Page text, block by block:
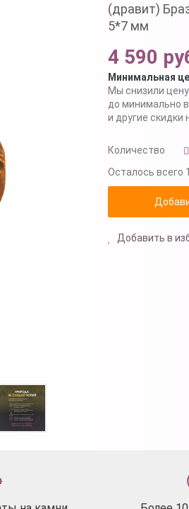
(дравит)
5*7 мм
4 590
Минимальная
Мы снизили
до минимально
и другие скидки
Количество
Осталось всего
Добавить в